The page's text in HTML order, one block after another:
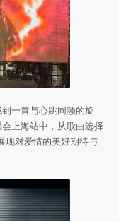
一首与心跳同频的旋
上海站中，从歌曲选择
现对爱情的美好期待与